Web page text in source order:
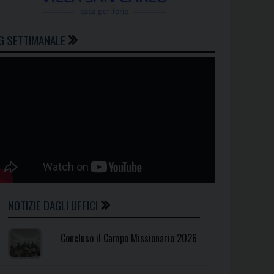
SETTIMANALE
NOTIZIE DAGLI UFFICI
Concluso il Campo Missionario 2026